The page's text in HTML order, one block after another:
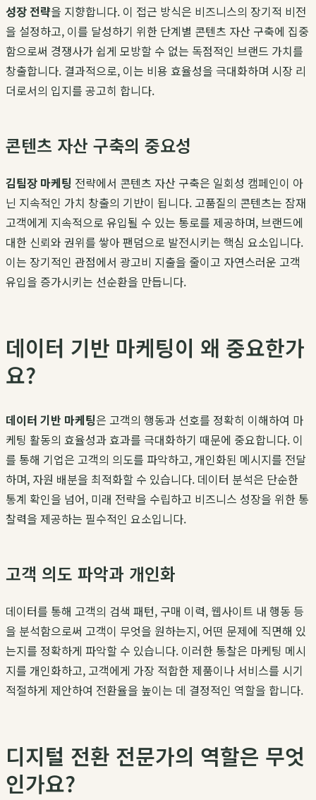
성장 전략을 지향합니다. 이 접근 방식은 비즈니스의 장기적 비전
을 설정하고, 이를 달성하기 위한 단계별 콘텐츠 자산 구축에 집중
함으로써 경쟁사가 쉽게 모방할 수 없는 독점적인 브랜드 가치를
창출합니다. 결과적으로, 이는 비용 효율성을 극대화하며 시장 리
더로서의 입지를 공고히 합니다.
콘텐츠 자산 구축의 중요성
김팀장 마케팅 전략에서 콘텐츠 자산 구축은 일회성 캠페인이 아
닌 지속적인 가치 창출의 기반이 됩니다. 고품질의 콘텐츠는 잠재
고객에게 지속적으로 유입될 수 있는 통로를 제공하며, 브랜드에
대한 신뢰와 권위를 쌓아 팬덤으로 발전시키는 핵심 요소입니다.
이는 장기적인 관점에서 광고비 지출을 줄이고 자연스러운 고객
유입을 증가시키는 선순환을 만듭니다.
데이터 기반 마케팅이 왜 중요한가
요?
데이터 기반 마케팅은 고객의 행동과 선호를 정확히 이해하여 마
케팅 활동의 효율성과 효과를 극대화하기 때문에 중요합니다. 이
를 통해 기업은 고객의 의도를 파악하고, 개인화된 메시지를 전달
하며, 자원 배분을 최적화할 수 있습니다. 데이터 분석은 단순한
통계 확인을 넘어, 미래 전략을 수립하고 비즈니스 성장을 위한 통
찰력을 제공하는 필수적인 요소입니다.
고객 의도 파악과 개인화
데이터를 통해 고객의 검색 패턴, 구매 이력, 웹사이트 내 행동 등
을 분석함으로써 고객이 무엇을 원하는지, 어떤 문제에 직면해 있
는지를 정확하게 파악할 수 있습니다. 이러한 통찰은 마케팅 메시
지를 개인화하고, 고객에게 가장 적합한 제품이나 서비스를 시기
적절하게 제안하여 전환율을 높이는 데 결정적인 역할을 합니다.
디지털 전환 전문가의 역할은 무엇
인가요?